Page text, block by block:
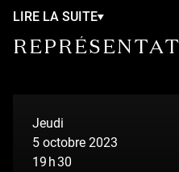
existence.
Cette mémoire réactualisée
Dorothy Dix, une
ses recettes et conseils de
commandements pour être
LIRE LA SUITE
Jeudi
5 octobre 2023
19 h 30